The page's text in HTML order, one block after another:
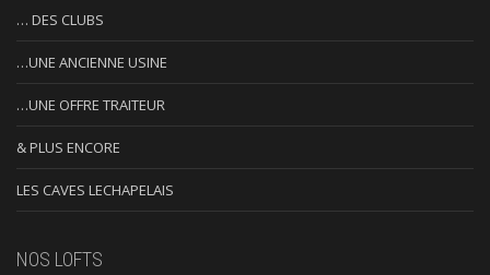
… DES CLUBS
…UNE ANCIENNE USINE
…UNE OFFRE TRAITEUR
& PLUS ENCORE
LES CAVES LECHAPELAIS
NOS LOFTS